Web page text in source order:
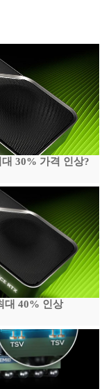
30% 가격 인상?
대 40% 인상